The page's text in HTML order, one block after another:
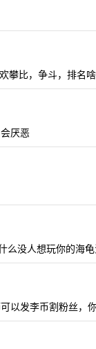
攀比，争斗，排名
厌恶
么没人想玩你的海
以发李币割粉丝，